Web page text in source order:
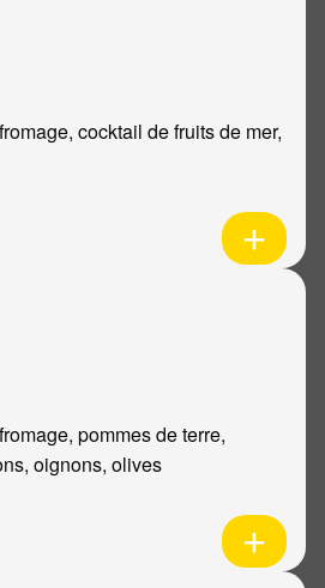
cocktail de fruits de mer,
pommes de terre,
oignons, olives